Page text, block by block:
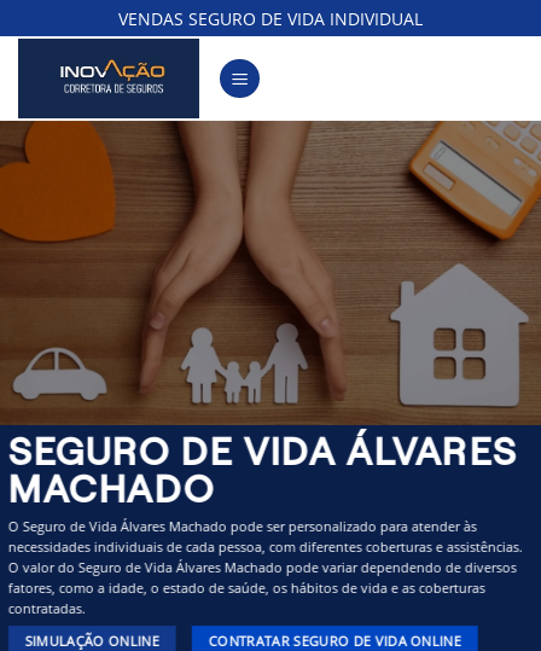
to
content
VENDAS SEGURO DE VIDA INDIVIDUAL
SEGURO DE VIDA ÁLVARES
MACHADO
O Seguro de Vida Álvares Machado pode ser personalizado para atender às
necessidades individuais de cada pessoa, com diferentes coberturas e assistências.
O valor do Seguro de Vida Álvares Machado pode variar dependendo de diversos
fatores, como a idade, o estado de saúde, os hábitos de vida e as coberturas
contratadas.
SIMULAÇÃO ONLINE CONTRATAR SEGURO DE VIDA ONLINE